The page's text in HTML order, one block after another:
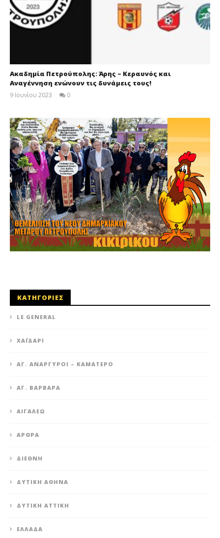
Ακαδημία Πετρούπολης: Άρης – Κεραυνός και
Αναγέννηση ενώνουν τις δυνάμεις τους!
9 Ιουνίου 2023
0
ΚΑΤΗΓΟΡΙΕΣ
LE GENERAL
XΑΪΔΆΡΙ
ΆΓ. ΑΝΆΡΓΥΡΟΙ – KΑΜΑΤΕΡΌ
ΑΓ. ΒΑΡΒΆΡΑ
ΑΙΓΆΛΕΩ
ΆΡΘΡΑ
ΔΙΕΘΝΉ
ΔΥΤΙΚΉ ΑΘΉΝΑ
ΔΥΤΙΚΉ ΑΤΤΙΚΉ
ΕΛΛΆΔΑ